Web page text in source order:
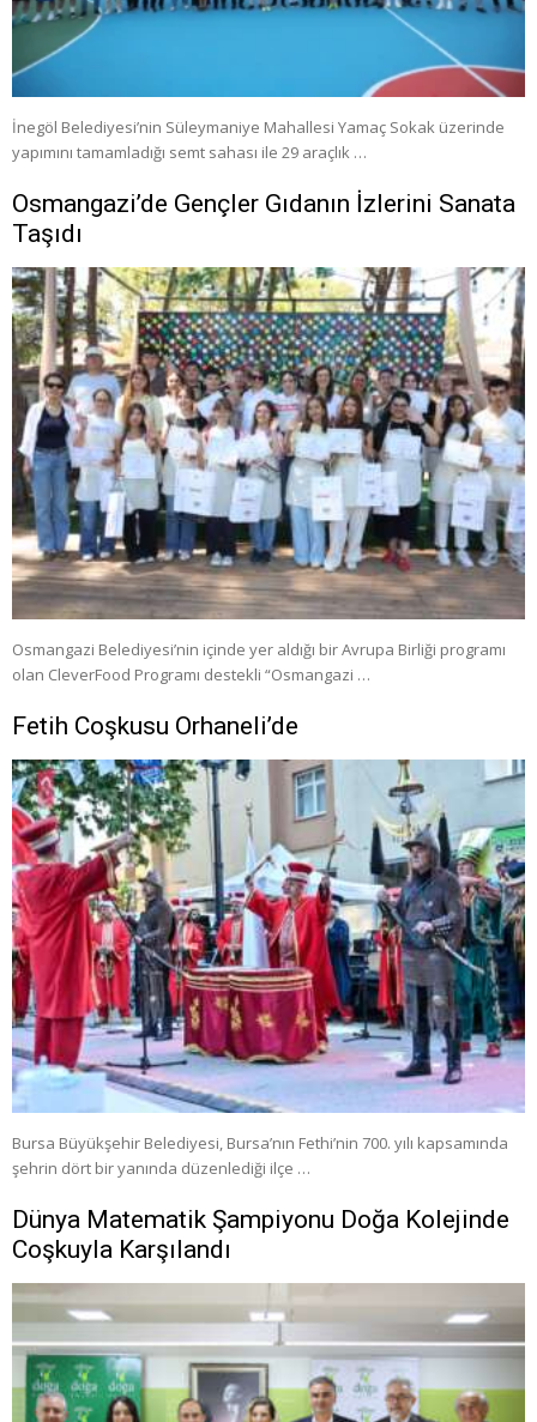
İnegöl Belediyesi’nin Süleymaniye Mahallesi Yamaç Sokak üzerinde
yapımını tamamladığı semt sahası ile 29 araçlık …
Osmangazi’de Gençler Gıdanın İzlerini Sanata
Taşıdı
Osmangazi Belediyesi’nin içinde yer aldığı bir Avrupa Birliği programı
olan CleverFood Programı destekli “Osmangazi …
Fetih Coşkusu Orhaneli’de
Bursa Büyükşehir Belediyesi, Bursa’nın Fethi’nin 700. yılı kapsamında
şehrin dört bir yanında düzenlediği ilçe …
Dünya Matematik Şampiyonu Doğa Kolejinde
Coşkuyla Karşılandı